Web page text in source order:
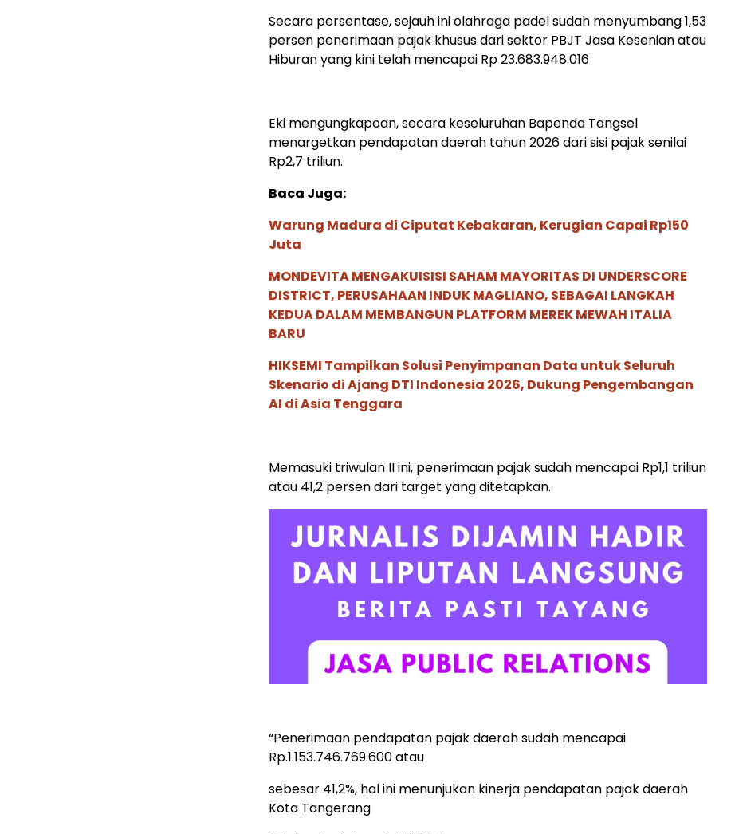
Secara persentase, sejauh ini olahraga padel sudah menyumbang 1,53
persen penerimaan pajak khusus dari sektor PBJT Jasa Kesenian atau
Hiburan yang kini telah mencapai Rp 23.683.948.016
Eki mengungkapoan, secara keseluruhan Bapenda Tangsel
menargetkan pendapatan daerah tahun 2026 dari sisi pajak senilai
Rp2,7 triliun.
Baca Juga:
Warung Madura di Ciputat Kebakaran, Kerugian Capai Rp150
Juta
MONDEVITA MENGAKUISISI SAHAM MAYORITAS DI UNDERSCORE
DISTRICT, PERUSAHAAN INDUK MAGLIANO, SEBAGAI LANGKAH
KEDUA DALAM MEMBANGUN PLATFORM MEREK MEWAH ITALIA
BARU
HIKSEMI Tampilkan Solusi Penyimpanan Data untuk Seluruh
Skenario di Ajang DTI Indonesia 2026, Dukung Pengembangan
AI di Asia Tenggara
Memasuki triwulan II ini, penerimaan pajak sudah mencapai Rp1,1 triliun
atau 41,2 persen dari target yang ditetapkan.
“Penerimaan pendapatan pajak daerah sudah mencapai
Rp.1.153.746.769.600 atau
sebesar 41,2%, hal ini menunjukan kinerja pendapatan pajak daerah
Kota Tangerang